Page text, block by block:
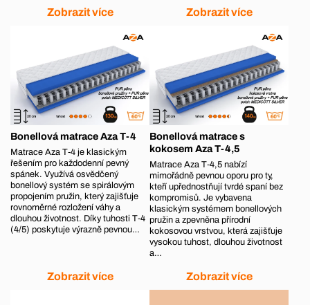
Zobrazit více Zobrazit více
Bonellová matrace Aza T-4
Matrace Aza T‑4 je klasickým
řešením pro každodenní pevný
spánek. Využívá osvědčený
bonellový systém se spirálovým
propojením pružin, který zajišťuje
rovnoměrné rozložení váhy a
dlouhou životnost. Díky tuhosti T‑4
(4/5) poskytuje výrazně pevnou…
Zobrazit více
Bonellová matrace s
kokosem Aza T-4,5
Matrace Aza T‑4,5 nabízí
mimořádně pevnou oporu pro ty,
kteří upřednostňují tvrdé spaní bez
kompromisů. Je vybavena
klasickým systémem bonellových
pružin a zpevněna přírodní
kokosovou vrstvou, která zajišťuje
vysokou tuhost, dlouhou životnost
a…
Zobrazit více